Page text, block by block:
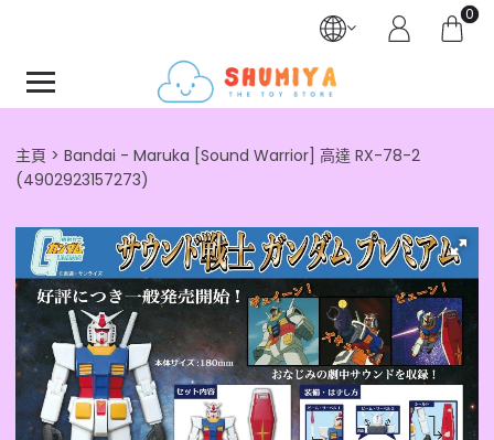
0
主頁
Bandai - Maruka [Sound Warrior] 高達 RX-78-2
(4902923157273)